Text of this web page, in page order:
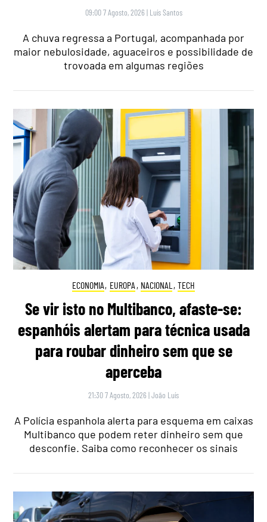
09:00 7 Agosto, 2026 | Luís Santos
A chuva regressa a Portugal, acompanhada por
maior nebulosidade, aguaceiros e possibilidade de
trovoada em algumas regiões
ECONOMIA, EUROPA , NACIONAL , TECH
Se vir isto no Multibanco, afaste-se:
espanhóis alertam para técnica usada
para roubar dinheiro sem que se
aperceba
21:30 7 Agosto, 2026 |João Luís
A Polícia espanhola alerta para esquema em caixas
Multibanco que podem reter dinheiro sem que
desconfie. Saiba como reconhecer os sinais